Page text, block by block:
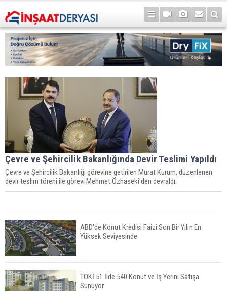
Çevre ve Şehircilik Bakanlığında Devir Teslimi Yapıldı
Çevre ve Şehircilik Bakanlığı görevine getirilen Murat Kurum, düzenlenen
devir teslim töreni ile görevi Mehmet Özhaseki'den devraldı.
ABD'de Konut Kredisi Faizi Son Bir Yılın En
Yüksek Seviyesinde
TOKİ 51 İlde 540 Konut ve İş Yerini Satışa
Sunuyor